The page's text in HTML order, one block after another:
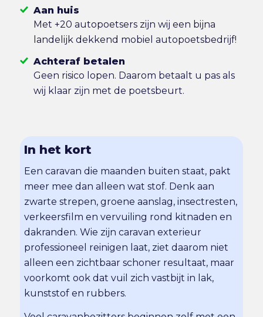
Aan huis
Met +20 autopoetsers zijn wij een bijna
landelijk dekkend mobiel autopoetsbedrijf!
Achteraf betalen
Geen risico lopen. Daarom betaalt u pas als
wij klaar zijn met de poetsbeurt.
In het kort
Een caravan die maanden buiten staat, pakt
meer mee dan alleen wat stof. Denk aan
zwarte strepen, groene aanslag, insectresten,
verkeersfilm en vervuiling rond kitnaden en
dakranden. Wie zijn caravan exterieur
professioneel reinigen laat, ziet daarom niet
alleen een zichtbaar schoner resultaat, maar
voorkomt ook dat vuil zich vastbijt in lak,
kunststof en rubbers.